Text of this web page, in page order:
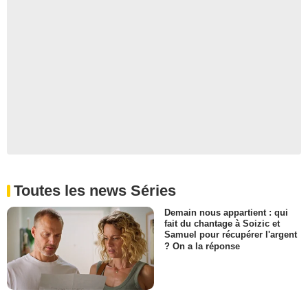
Toutes les news Séries
Demain nous appartient : qui
fait du chantage à Soizic et
Samuel pour récupérer l'argent
? On a la réponse